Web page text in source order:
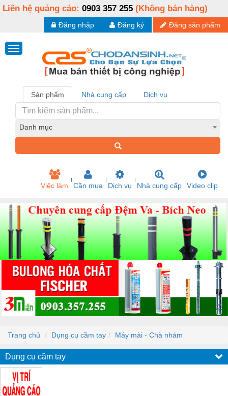
Liên hệ quảng cáo: 0903 357 255 (Không bán hàng)
Đăng sản phẩm
Đăng ký
Đăng nhập
Sản phẩm Nhà cung cấp Dịch vụ
Danh mục
Việc làm Cần mua Dịch vụ Nhà cung cấp Video clip
Trang chủ Dụng cụ cầm tay Máy mài - Chà nhám
Dụng cụ cầm tay